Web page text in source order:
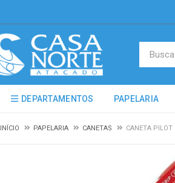
DEPARTAMENTOS PAPELARIA
INÍCIO PAPELARIA CANETAS CANETA